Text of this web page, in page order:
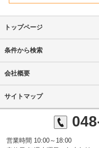
トップページ
条件から検索
会社概要
サイトマップ
営業時間 10:00～18:00